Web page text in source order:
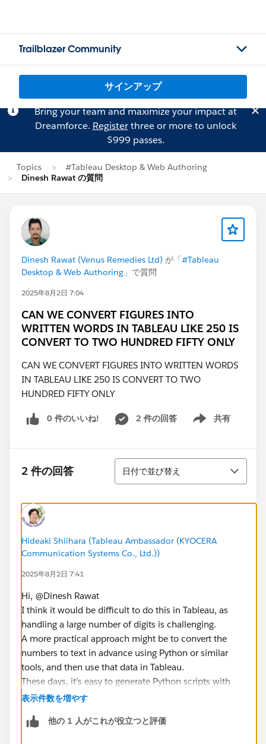
Trailblazer Community
サインアップ
Bring your team and maximize your impact at
Dreamforce. Registerthree or more to unlock
$999 passes.
Topics
#Tableau Desktop & Web Authoring
Dinesh Rawat の質問
Dinesh Rawat (Venus Remedies Ltd) が「#Tableau
Desktop & Web Authoring 」で質問
2025年8月2日 7:04
CAN WE CONVERT FIGURES INTO
WRITTEN WORDS IN TABLEAU LIKE 250 IS
CONVERT TO TWO HUNDRED FIFTY ONLY
CAN WE CONVERT FIGURES INTO WRITTEN WORDS
IN TABLEAU LIKE 250 IS CONVERT TO TWO
HUNDRED FIFTY ONLY
0 件のいいね! 2 件の回答 共有
Show menu
2 件の回答
並び替え
日付で並び替え
Hideaki Shiihara (Tableau Ambassador (KYOCERA
Communication Systems Co., Ltd.))
2025年8月2日 7:41
Hi, @Dinesh Rawat​
I think it would be difficult to do this in Tableau, as
handling a large number of digits is challenging.
A more practical approach might be to convert the
numbers to text in advance using Python or similar
tools, and then use that data in Tableau.
These days, it's easy to generate Python scripts with
tools like ChatGPT, so why not give it a try?
*It seems that you can convert it as shown in the figure
表示件数を増やす
他の 1 人がこれが役立つと評価